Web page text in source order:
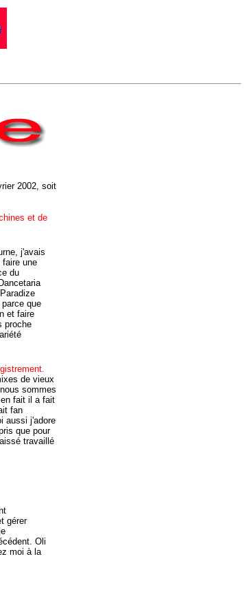
2002, soit
et de
j'avais
une
du
que
et faire
proche
de vieux
sommes
fait il a fait
fan
aussi j'adore
que pour
travaillé
gérer
Oli
moi à la